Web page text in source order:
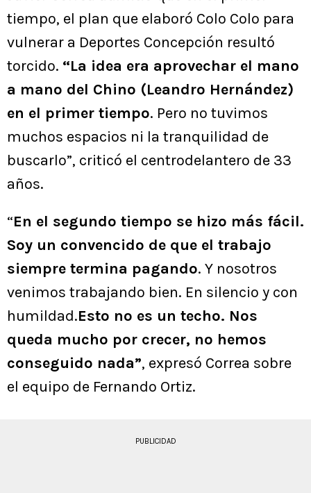
tiempo, el plan que elaboró Colo Colo para
vulnerar a Deportes Concepción resultó
torcido. “La idea era aprovechar el mano
a mano del Chino (Leandro Hernández)
en el primer tiempo. Pero no tuvimos
muchos espacios ni la tranquilidad de
buscarlo”, criticó el centrodelantero de 33
años.
“En el segundo tiempo se hizo más fácil.
Soy un convencido de que el trabajo
siempre termina pagando. Y nosotros
venimos trabajando bien. En silencio y con
humildad.Esto no es un techo. Nos
queda mucho por crecer, no hemos
conseguido nada”, expresó Correa sobre
el equipo de Fernando Ortiz.
PUBLICIDAD